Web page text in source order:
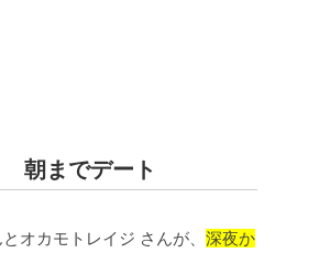
朝までデート
オカモトレイジ さんが、 深夜か